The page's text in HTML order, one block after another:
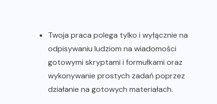
Twoja praca polega tylko i wyłącznie na
odpisywaniu ludziom na wiadomości
gotowymi skryptami i formułkami oraz
wykonywanie prostych zadań poprzez
działanie na gotowych materiałach.